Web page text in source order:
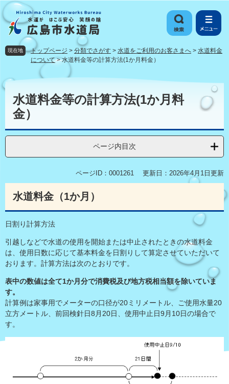
ペ
ー
先
す
。
メ
ニ
を
し
て
現在地 トップページ > 分類でさがす > 水道をご利用のお客さまへ > 水道料金
について>水道料金等の計算方法(1か月料金）
本
水道料金等の計算方法(1か月料
金）
ページ内目次
ページID：0001261 更新日：2026年4月1日更新
水道料金（1か月）
日割り計算方法
引越しなどで水道の使用を開始または中止されたときの水道料金
は、使用日数に応じて基本料金を日割りして算定させていただいて
おります。計算方法は次のとおりです。
表中の数値は全て1か月分で消費税及び地方税相当額を除いていま
す。
計算例は家事用でメーターの口径が20ミリメートル、ご使用水量20
立方メートル、前回検針日8月20日、使用中止日9月10日の場合で
す。